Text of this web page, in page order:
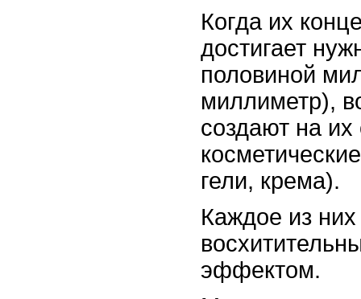
Когда их
достигает
половиной
миллиметр),
создают на их
гели, крема).
Каждое из
эффектом.